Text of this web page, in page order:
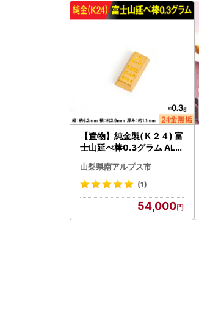
【置物】純金製(Ｋ２４) 富
士山延べ棒0.3グラム ALP
山梨県南アルプス市
(1)
54,000